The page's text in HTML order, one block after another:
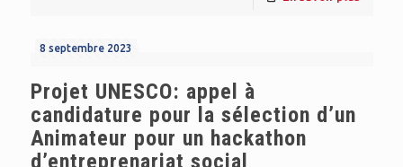
8 septembre 2023
Projet UNESCO: appel à
candidature pour la sélection d’un
Animateur pour un hackathon
d’entreprenariat social